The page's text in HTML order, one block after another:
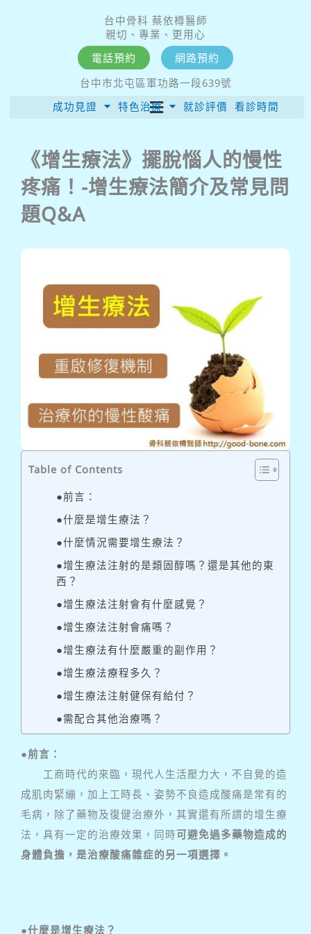
台中骨科 蔡依樽醫師
親切、專業、更用心
電話預約
網路預約
台中市北屯區軍功路一段639號
成功見證
特色治療 就診評價 看診時間
《增生療法》擺脫惱人的慢性
疼痛！-增生療法簡介及常見問
題Q&A
Table of Contents
●前言：
●什麼是增生療法？
●什麼情況需要增生療法？
●增生療法注射的是類固醇嗎？還是其他的東
西？
●增生療法注射會有什麼感覺？
●增生療法注射會痛嗎？
●增生療法有什麼嚴重的副作用？
●增生療法療程多久？
●增生療法注射健保有給付？
●需配合其他治療嗎？
●前言：
工商時代的來臨，現代人生活壓力大，不自覺的造
成肌肉緊繃，加上工時長、姿勢不良造成酸痛是常有的
毛病，除了藥物及復健治療外，其實還有所謂的增生療
法，具有一定的治療效果，同時可避免過多藥物造成的
身體負擔，是治療酸痛雜症的另一項選擇。
●什麼是增生療法？